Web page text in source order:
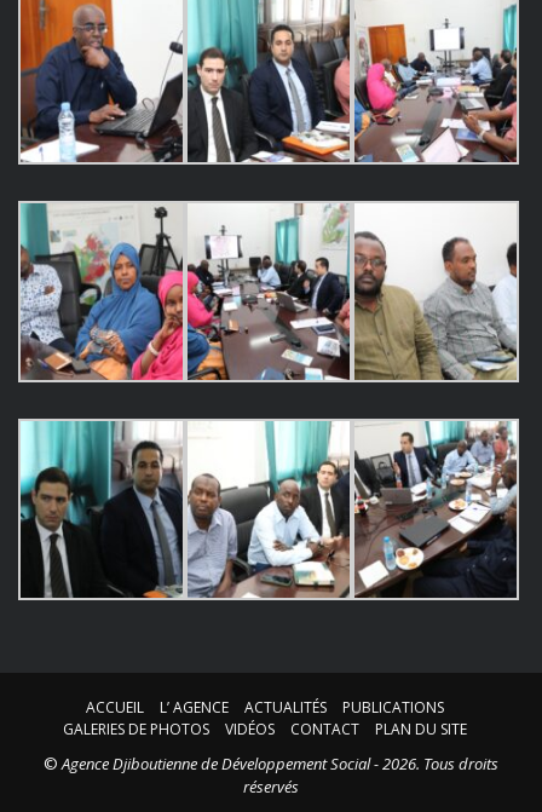
ACCUEIL L’ AGENCE ACTUALITÉS
PUBLICATIONS
GALERIES DE PHOTOS
VIDÉOS CONTACT PLAN DU SITE
©Agence Djiboutienne de Développement Social - 2026. Tous droits
réservés